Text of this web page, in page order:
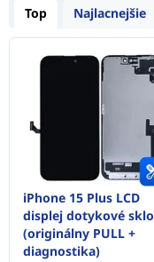
Top Najlacnejšie
iPhone 15 Plus LCD
displej dotykové sklo
(originálny PULL +
diagnostika)